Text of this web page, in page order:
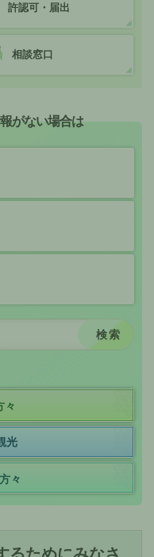
許認可・届出
相談窓口
がない場合は
々
光
々